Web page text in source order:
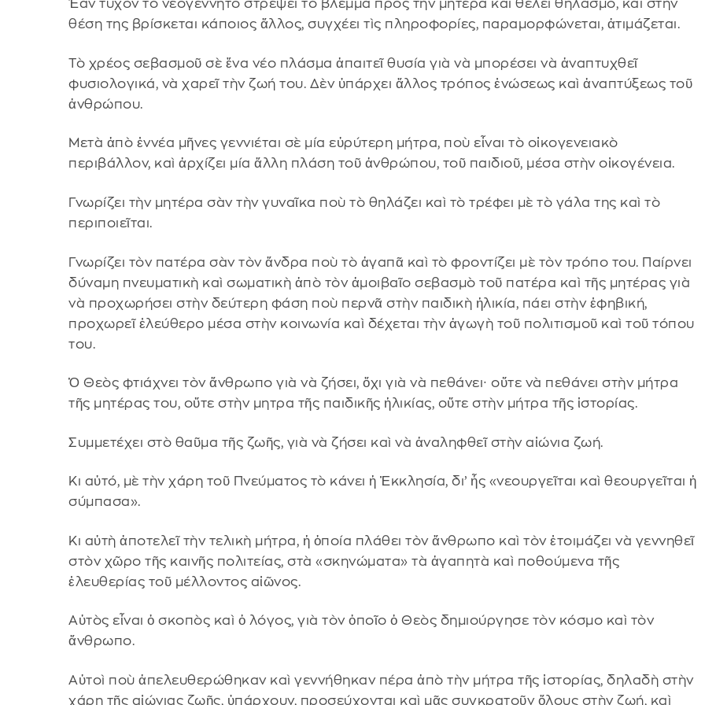
Ἐὰν τυχὸν τὸ νεογέννητο στρέψει τὸ βλέμμα πρὸς τὴν μητέρα καὶ θέλει θηλασμό, καὶ στὴν
θέση της βρίσκεται κάποιος ἄλλος, συγχέει τὶς πληροφορίες, παραμορφώνεται, ἀτιμάζεται.
Τὸ χρέος σεβασμοῦ σὲ ἕνα νέο πλάσμα ἀπαιτεῖ θυσία γιὰ νὰ μπορέσει νὰ ἀναπτυχθεῖ
φυσιολογικά, νὰ χαρεῖ τὴν ζωή του. Δὲν ὑπάρχει ἄλλος τρόπος ἑνώσεως καὶ ἀναπτύξεως τοῦ
ἀνθρώπου.
Μετὰ ἀπὸ ἐννέα μῆνες γεννιέται σὲ μία εὐρύτερη μήτρα, ποὺ εἶναι τὸ οἰκογενειακὸ
περιβάλλον, καὶ ἀρχίζει μία ἄλλη πλάση τοῦ ἀνθρώπου, τοῦ παιδιοῦ, μέσα στὴν οἰκογένεια.
Γνωρίζει τὴν μητέρα σὰν τὴν γυναῖκα ποὺ τὸ θηλάζει καὶ τὸ τρέφει μὲ τὸ γάλα της καὶ τὸ
περιποιεῖται.
Γνωρίζει τὸν πατέρα σὰν τὸν ἄνδρα ποὺ τὸ ἀγαπᾶ καὶ τὸ φροντίζει μὲ τὸν τρόπο του. Παίρνει
δύναμη πνευματικὴ καὶ σωματικὴ ἀπὸ τὸν ἀμοιβαῖο σεβασμὸ τοῦ πατέρα καὶ τῆς μητέρας γιὰ
νὰ προχωρήσει στὴν δεύτερη φάση ποὺ περνᾶ στὴν παιδικὴ ἡλικία, πάει στὴν ἐφηβική,
προχωρεῖ ἐλεύθερο μέσα στὴν κοινωνία καὶ δέχεται τὴν ἀγωγὴ τοῦ πολιτισμοῦ καὶ τοῦ τόπου
του.
Ὁ Θεὸς φτιάχνει τὸν ἄνθρωπο γιὰ νὰ ζήσει, ὄχι γιὰ νὰ πεθάνει∙ οὔτε νὰ πεθάνει στὴν μήτρα
τῆς μητέρας του, οὔτε στὴν μητρα τῆς παιδικῆς ἡλικίας, οὔτε στὴν μήτρα τῆς ἱστορίας.
Συμμετέχει στὸ θαῦμα τῆς ζωῆς, γιὰ νὰ ζήσει καὶ νὰ ἀναληφθεῖ στὴν αἰώνια ζωή.
Κι αὐτό, μὲ τὴν χάρη τοῦ Πνεύματος τὸ κάνει ἡ Ἐκκλησία, δι’ ἧς «νεουργεῖται καὶ θεουργεῖται ἡ
σύμπασα».
Κι αὐτὴ ἀποτελεῖ τὴν τελικὴ μήτρα, ἡ ὁποία πλάθει τὸν ἄνθρωπο καὶ τὸν ἑτοιμάζει νὰ γεννηθεῖ
στὸν χῶρο τῆς καινῆς πολιτείας, στὰ «σκηνώματα» τὰ ἀγαπητὰ καὶ ποθούμενα τῆς
ἐλευθερίας τοῦ μέλλοντος αἰῶνος.
Αὐτὸς εἶναι ὁ σκοπὸς καὶ ὁ λόγος, γιὰ τὸν ὁποῖο ὁ Θεὸς δημιούργησε τὸν κόσμο καὶ τὸν
ἄνθρωπο.
Αὐτοὶ ποὺ ἀπελευθερώθηκαν καὶ γεννήθηκαν πέρα ἀπὸ τὴν μήτρα τῆς ἱστορίας, δηλαδὴ στὴν
χάρη τῆς αἰώνιας ζωῆς, ὑπάρχουν, προσεύχονται καὶ μᾶς συγκρατοῦν ὅλους στὴν ζωή, καὶ